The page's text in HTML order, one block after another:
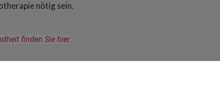
nötig sein.
finden Sie hier.